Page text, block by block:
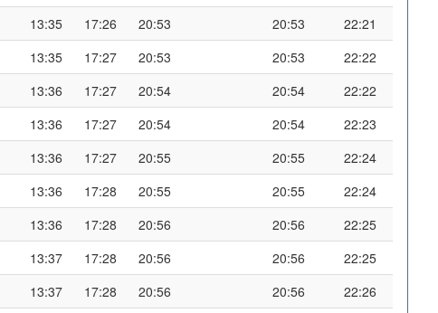
13:35 17:26 20:53 20:53
22:21
13:35 17:27 20:53 20:53
22:22
13:36 17:27 20:54 20:54
22:22
13:36 17:27 20:54 20:54
22:23
13:36 17:27 20:55 20:55
22:24
13:36 17:28 20:55 20:55
22:24
13:36 17:28 20:56 20:56
22:25
13:37 17:28 20:56 20:56
22:25
13:37 17:28 20:56 20:56
22:26